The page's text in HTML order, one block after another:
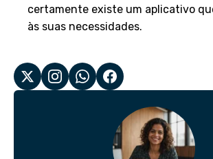
certamente existe um aplicativo
às suas necessidades.